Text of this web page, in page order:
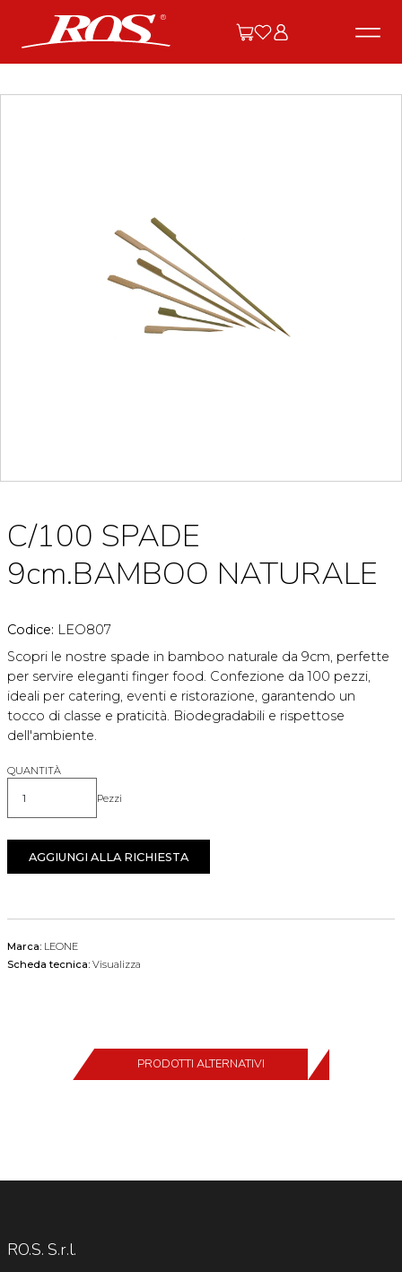
C/100 SPADE
9cm.BAMBOO NATURALE
Codice: LEO807
Scopri le nostre spade in bamboo naturale da 9cm, perfette
per servire eleganti finger food. Confezione da 100 pezzi,
ideali per catering, eventi e ristorazione, garantendo un
tocco di classe e praticità. Biodegradabili e rispettose
dell'ambiente.
QUANTITÀ
Quantità Pezzi
AGGIUNGI ALLA RICHIESTA
Marca: LEONE
Scheda tecnica: Visualizza
PRODOTTI ALTERNATIVI
RO.S. S.r.l.